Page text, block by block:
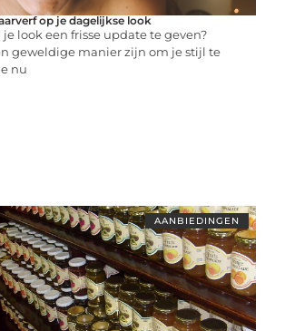
op je dagelijkse look
look een frisse update te geven?
geweldige manier zijn om je stijl te
nu
AANBIEDINGEN